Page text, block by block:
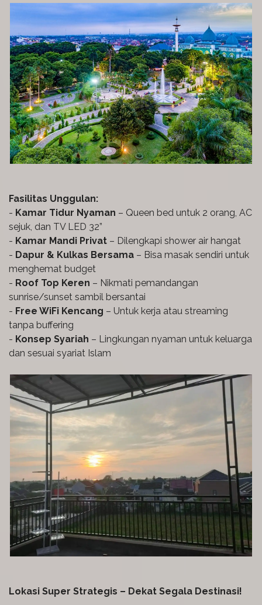
Fasilitas Unggulan:
- Kamar Tidur Nyaman – Queen bed untuk 2 orang, AC
sejuk, dan TV LED 32”
- Kamar Mandi Privat – Dilengkapi shower air hangat
- Dapur & Kulkas Bersama – Bisa masak sendiri untuk
menghemat budget
- Roof Top Keren – Nikmati pemandangan
sunrise/sunset sambil bersantai
- Free WiFi Kencang – Untuk kerja atau streaming
tanpa buffering
- Konsep Syariah – Lingkungan nyaman untuk keluarga
dan sesuai syariat Islam
Lokasi Super Strategis – Dekat Segala Destinasi!